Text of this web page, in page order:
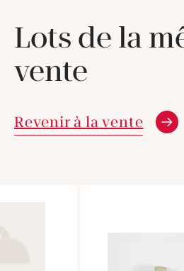
Lots de la
vente
Revenir à la vente